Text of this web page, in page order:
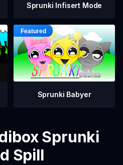
Sprunki Infisert Mode
Sprunki Babyer
Sprunki
Spill